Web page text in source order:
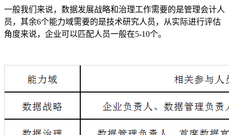
一般我们来说，数据发展战略和治理工作需要的是管理会计人
员，其余6个能力域需要的是技术研究人员，从实际进行评估
角度来说，企业可以匹配人员一般在5-10个。